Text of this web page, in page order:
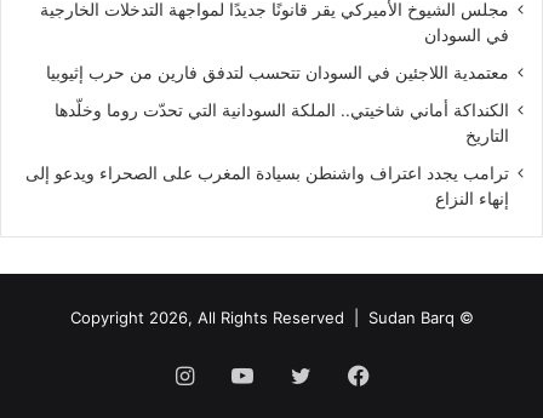
في السودان
معتمدية اللاجئين في السودان تتحسب لتدفق فارين من حرب إثيوبيا
الكنداكة أماني شاخيتي.. الملكة السودانية التي تحدّت روما وخلّدها
التاريخ
ترامب يجدد اعتراف واشنطن بسيادة المغرب على الصحراء ويدعو إلى
إنهاء النزاع